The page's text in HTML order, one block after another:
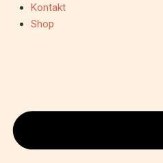
Kontakt
Shop